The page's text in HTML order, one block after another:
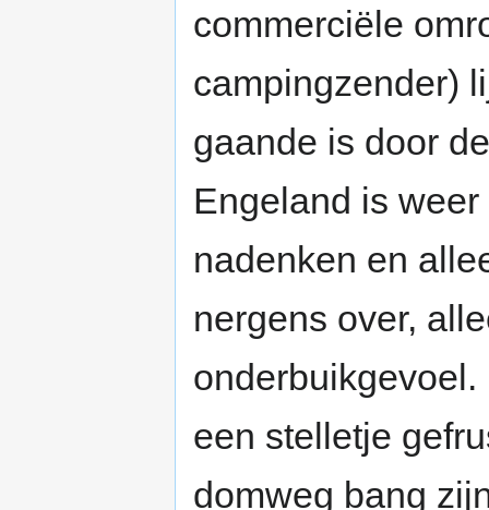
commerciële
campingzender)
gaande is door
Engeland is
nadenken en
nergens over,
een stelletje
domweg bang